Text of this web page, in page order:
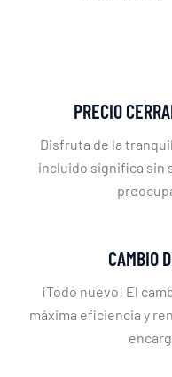
PRECIO
Disfruta de la
incluido significa sin
CAMBIO
¡Todo nuevo! El
máxima eficiencia y